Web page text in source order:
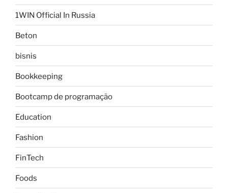
1WIN Official In Russia
Beton
bisnis
Bookkeeping
Bootcamp de programação
Education
Fashion
FinTech
Foods